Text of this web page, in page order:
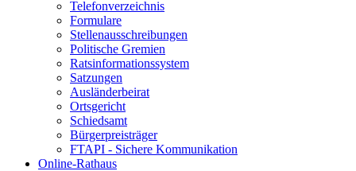
Telefonverzeichnis
Formulare
Stellenausschreibungen
Politische Gremien
Ratsinformationssystem
Satzungen
Ausländerbeirat
Ortsgericht
Schiedsamt
Bürgerpreisträger
FTAPI - Sichere Kommunikation
Online-Rathaus